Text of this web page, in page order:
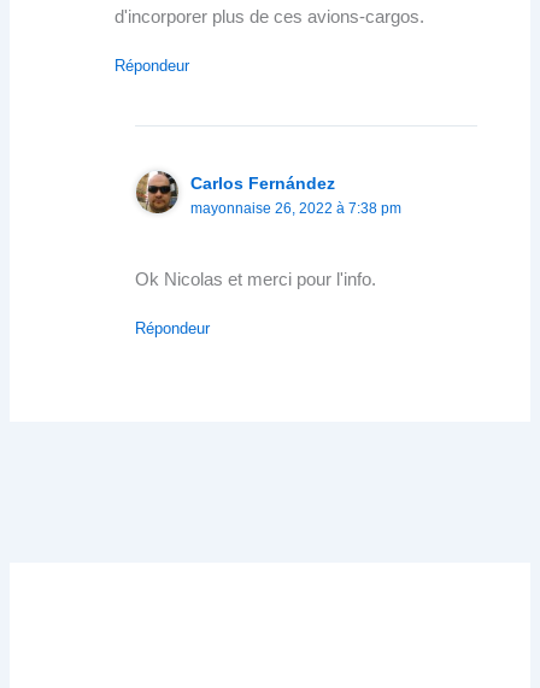
d'incorporer plus de ces avions-cargos.
Répondeur
Carlos Fernández
mayonnaise 26, 2022 à 7:38 pm
Ok Nicolas et merci pour l'info.
Répondeur